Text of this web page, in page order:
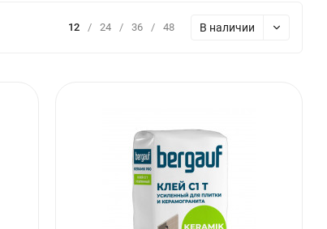
12 / 24 / 36 / 48 В наличии